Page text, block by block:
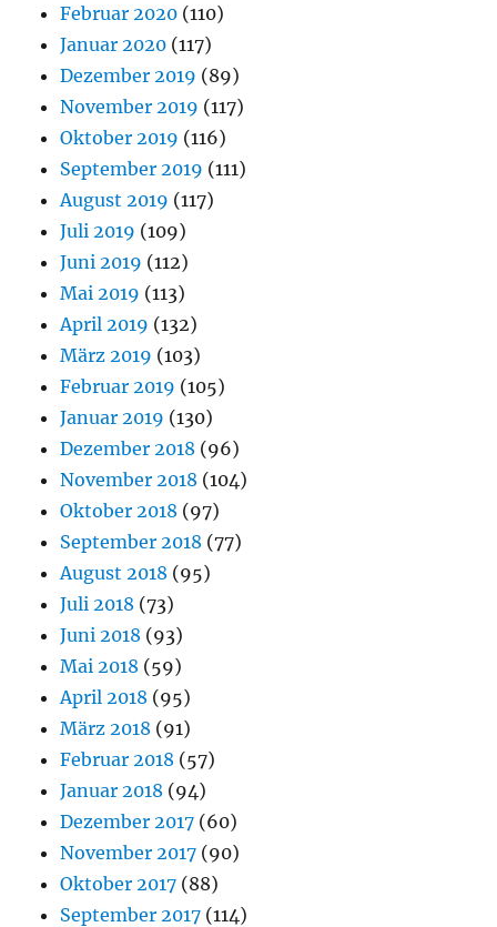
Februar 2020 (110)
Januar 2020 (117)
Dezember 2019 (89)
November 2019 (117)
Oktober 2019 (116)
September 2019 (111)
August 2019 (117)
Juli 2019 (109)
Juni 2019 (112)
Mai 2019 (113)
April 2019 (132)
März 2019 (103)
Februar 2019 (105)
Januar 2019 (130)
Dezember 2018 (96)
November 2018 (104)
Oktober 2018 (97)
September 2018 (77)
August 2018 (95)
Juli 2018 (73)
Juni 2018 (93)
Mai 2018 (59)
April 2018 (95)
März 2018 (91)
Februar 2018 (57)
Januar 2018 (94)
Dezember 2017 (60)
November 2017 (90)
Oktober 2017 (88)
September 2017 (114)